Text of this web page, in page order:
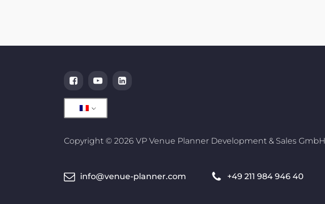
Copyright © 2026 VP Venue Planner Development & Sales GmbH
info@venue-planner.com +49 211 984 946 40